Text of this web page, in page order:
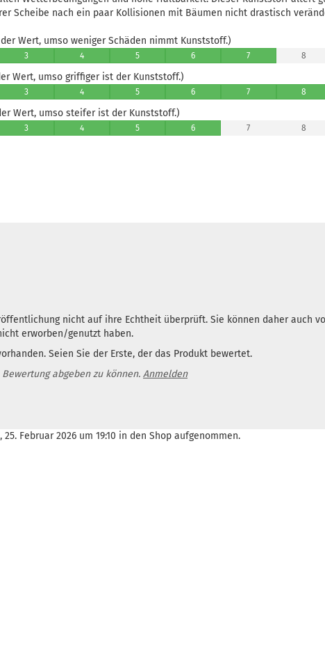
Scheibe nach ein paar Kollisionen mit Bäumen nicht drastisch
Wert, umso weniger Schäden nimmt Kunststoff.)
3 4 5 6 7 8
Wert, umso griffiger ist der Kunststoff.)
3 4 5 6 7 8
Wert, umso steifer ist der Kunststoff.)
3 4 5 6 7 8
nicht auf ihre Echtheit überprüft. Sie können daher auch
erworben/genutzt haben.
Seien Sie der Erste, der das Produkt bewertet.
abgeben zu können. Anmelden
Februar 2026 um 19:10 in den Shop aufgenommen.